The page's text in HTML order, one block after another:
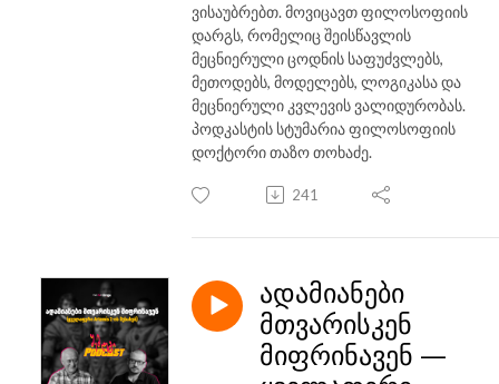
ვისაუბრებთ. მოვიცავთ ფილოსოფიის
დარგს, რომელიც შეისწავლის
მეცნიერული ცოდნის საფუძვლებს,
მეთოდებს, მოდელებს, ლოგიკასა და
მეცნიერული კვლევის ვალიდურობას.
პოდკასტის სტუმარია ფილოსოფიის
დოქტორი თაზო თოხაძე.
241
ადამიანები
მთვარისკენ
მიფრინავენ —